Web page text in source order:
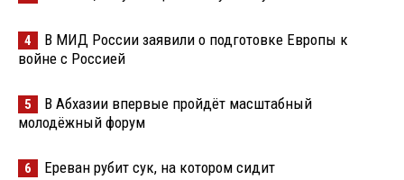
4
В МИД России заявили о подготовке Европы к
войне с Россией
5
В Абхазии впервые пройдёт масштабный
молодёжный форум
6 Ереван рубит сук, на котором сидит